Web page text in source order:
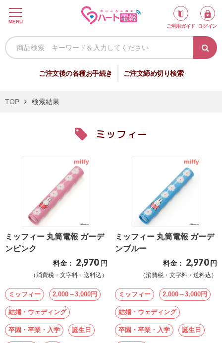
MENU
ご利用ガイド
ログイン
ご注文後の各種お手続き ご注文締め切り検索
新
会
祝
電
弔
電
短
届
け
日
検
索
TOP 検索結果
ミッフィー
ミッフィー 丸筒電報 ガーデ
ンピンク
料金： 2,970 円
（消費税・文字料・送料込）
ミッフィー 2,000～3,000円
結婚・ウェディング
卒園・卒業・入学 誕生日
ミッフィー 丸筒電報 ガーデ
ンブルー
料金： 2,970 円
（消費税・文字料・送料込）
ミッフィー 2,000～3,000円
結婚・ウェディング
卒園・卒業・入学 誕生日